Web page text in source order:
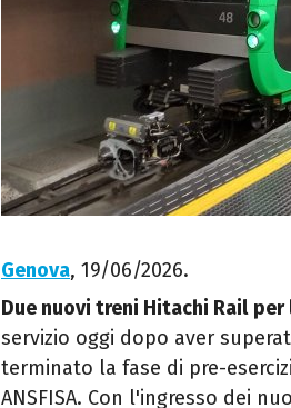
Genova, 19/06/2026.
Due nuovi treni Hitachi Rail per
servizio oggi dopo aver
terminato la fase di pre-
ANSFISA. Con l'ingresso dei